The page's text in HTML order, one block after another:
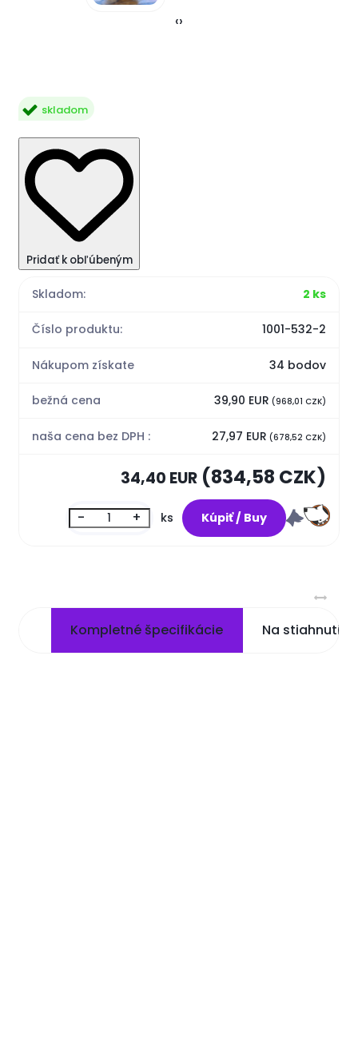
‹›
skladom
Pridať k obľúbeným
Skladom: 2 ks
Číslo produktu: 1001-532-2
Nákupom získate 34 bodov
bežná cena 39,90 EUR (968,01 CZK)
naša cena bez DPH : 27,97 EUR (678,52 CZK)
34,40 EUR(834,58 CZK)
- + ks
Kompletné špecifikácie Na stiahnutie